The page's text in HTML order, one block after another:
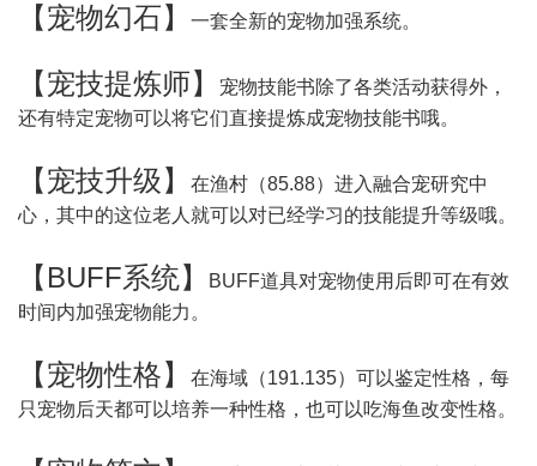
【宠物幻石】 一套全新的宠物加强系统。
【宠技提炼师】
宠物技能书除了各类活动获得外，
还有特定宠物可以将它们直接提炼成宠物技能书哦。
【宠技升级】
在渔村（85.88）进入融合宠研究中
心，其中的这位老人就可以对已经学习的技能提升等级哦。
【 BUFF系统】
BUFF道具对宠物使用后即可在有效
时间内加强宠物能力。
【宠物性格】
在海域（191.135）可以鉴定性格，每
只宠物后天都可以培养一种性格，也可以吃海鱼改变性格。